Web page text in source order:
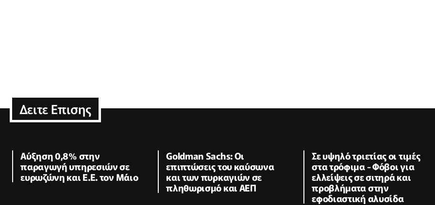
Δειτε Επισης
Αύξηση 0,8% στην
παραγωγή υπηρεσιών σε
ευρωζώνη και Ε.Ε. τον Μάιο
Goldman Sachs: Οι
επιπτώσεις του καύσωνα
και των πυρκαγιών σε
πληθωρισμό και ΑΕΠ
Σε υψηλό τριετίας οι τιμές
στα τρόφιμα - Φόβοι για
ελλείψεις σε σιτηρά και
προβλήματα στην
εφοδιαστική αλυσίδα